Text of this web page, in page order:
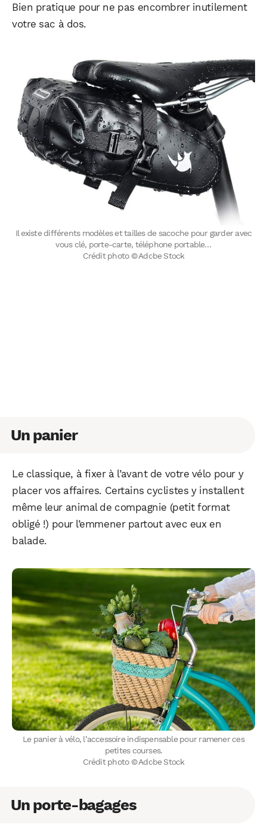
Bien pratique pour ne pas encombrer inutilement
votre sac à dos.
Il existe différents modèles et tailles de sacoche pour garder avec
vous clé, porte-carte, téléphone portable…
Crédit photo © Adobe Stock
Un panier
Le classique, à fixer à l’avant de votre vélo pour y
placer vos affaires. Certains cyclistes y installent
même leur animal de compagnie (petit format
obligé !) pour l’emmener partout avec eux en
balade.
Le panier à vélo, l’accessoire indispensable pour ramener ces
petites courses.
Crédit photo © Adobe Stock
Un porte-bagages